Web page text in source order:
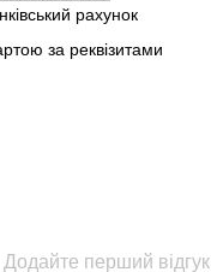
рахунок
за реквізитами
Додайте перший відгук